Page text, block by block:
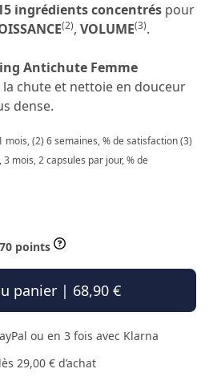
ingrédients concentrés pour
(2), VOLUME(3).
Antichute Femme
chute et nettoie en douceur
dense.
mois, (2) 6 semaines, % de satisfaction (3)
mois, 2 capsules par jour, % de
70 points
panier | 68,90 €
ou en 3 fois avec Klarna
29,00 € d’achat